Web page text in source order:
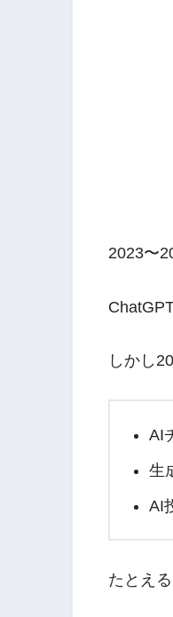
2023〜
しかし
AI
生
AI
たとえ